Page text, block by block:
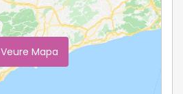
Veure Mapa